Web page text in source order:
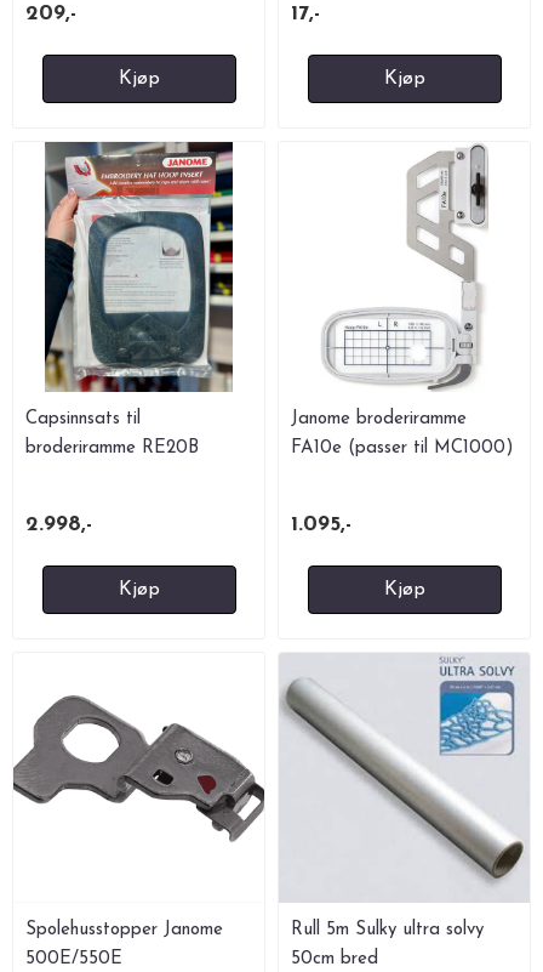
209,-
Kjøp
17,-
Kjøp
Capsinnsats til
broderiramme RE20B
2.998,-
Kjøp
Janome broderiramme
FA10e (passer til MC1000)
1.095,-
Kjøp
Spolehusstopper Janome
500E/550E
Rull 5m Sulky ultra solvy
50cm bred